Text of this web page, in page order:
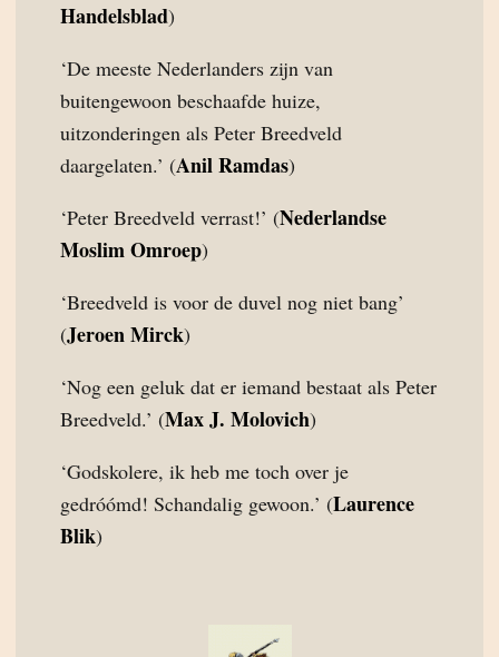
Handelsblad)
‘De meeste Nederlanders zijn van
buitengewoon beschaafde huize,
uitzonderingen als Peter Breedveld
daargelaten.’ (Anil Ramdas)
‘Peter Breedveld verrast!’ (Nederlandse
Moslim Omroep)
‘Breedveld is voor de duvel nog niet bang’
(Jeroen Mirck)
‘Nog een geluk dat er iemand bestaat als Peter
Breedveld.’ (Max J. Molovich)
‘Godskolere, ik heb me toch over je
gedróómd! Schandalig gewoon.’ (Laurence
Blik)